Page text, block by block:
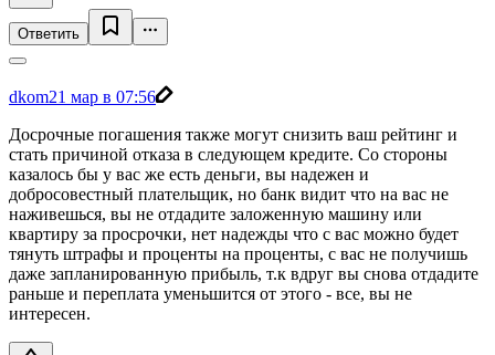
Ответить
dkom21 мар в 07:56
Досрочные погашения также могут снизить ваш рейтинг и
стать причиной отказа в следующем кредите. Со стороны
казалось бы у вас же есть деньги, вы надежен и
добросовестный плательщик, но банк видит что на вас не
наживешься, вы не отдадите заложенную машину или
квартиру за просрочки, нет надежды что с вас можно будет
тянуть штрафы и проценты на проценты, с вас не получишь
даже запланированную прибыль, т.к вдруг вы снова отдадите
раньше и переплата уменьшится от этого - все, вы не
интересен.